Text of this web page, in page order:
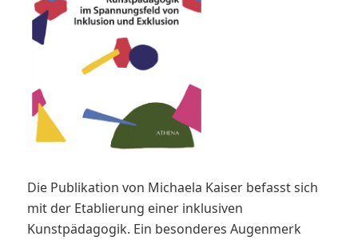
Die Publikation von Michaela Kaiser befasst sich
mit der Etablierung einer inklusiven
Kunstpädagogik. Ein besonderes Augenmerk